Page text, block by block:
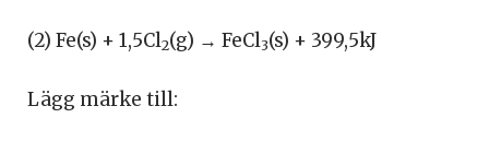
(2) Fe(s) + 1,5Cl2(g) → FeCl3(s) + 399,5kJ
Lägg märke till: